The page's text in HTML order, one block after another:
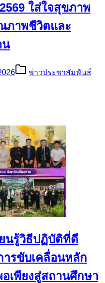
ใส่ใจสุขภาพ
ภาพชีวิตและ
น
ข่าวประชาสัมพันธ์
นรู้วิธีปฏิบัติที่ดี
ารขับเคลื่อนหลัก
เพียงสู่สถานศึกษา